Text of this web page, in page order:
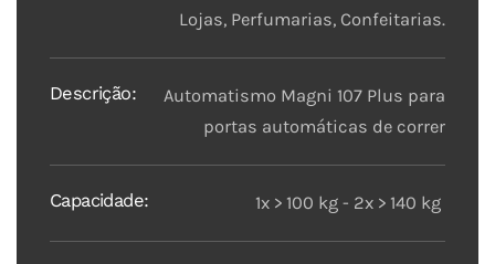
Lojas, Perfumarias, Confeitarias.
Descrição:
Automatismo Magni 107 Plus para
portas automáticas de correr
Capacidade: 1x > 100 kg - 2x > 140 kg